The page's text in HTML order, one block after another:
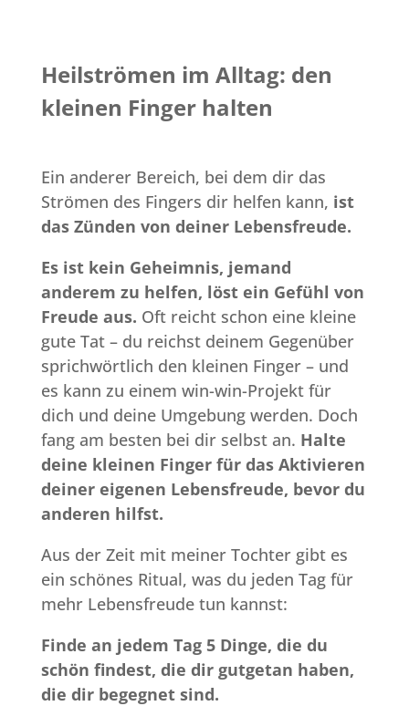
Heilströmen im Alltag: den
kleinen Finger halten
Ein anderer Bereich, bei dem dir das
Strömen des Fingers dir helfen kann, ist
das Zünden von deiner Lebensfreude.
Es ist kein Geheimnis, jemand
anderem zu helfen, löst ein Gefühl von
Freude aus. Oft reicht schon eine kleine
gute Tat – du reichst deinem Gegenüber
sprichwörtlich den kleinen Finger – und
es kann zu einem win-win-Projekt für
dich und deine Umgebung werden. Doch
fang am besten bei dir selbst an. Halte
deine kleinen Finger für das Aktivieren
deiner eigenen Lebensfreude, bevor du
anderen hilfst.
Aus der Zeit mit meiner Tochter gibt es
ein schönes Ritual, was du jeden Tag für
mehr Lebensfreude tun kannst:
Finde an jedem Tag 5 Dinge, die du
schön findest, die dir gutgetan haben,
die dir begegnet sind.